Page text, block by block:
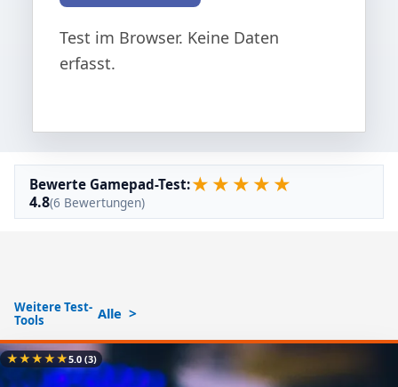
Test im Browser. Keine Daten
erfasst.
Bewerte Gamepad-Test:★ ★ ★ ★ ★
4.8(6 Bewertungen)
Weitere Test-
Tools
Alle
★★★★★5.0(3)